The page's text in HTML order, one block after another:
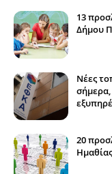
13
Δήμου
Νέες
σήμερα,
20
Ημαθίας